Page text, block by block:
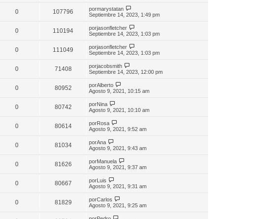
0 107796 pormarystatan
Septiembre 14, 2023, 1:49 pm
0 110194 porjasonfletcher
Septiembre 14, 2023, 1:03 pm
0 111049 porjasonfletcher
Septiembre 14, 2023, 1:03 pm
0 71408 porjacobsmith
Septiembre 14, 2023, 12:00 pm
0 80952 porAlberto
Agosto 9, 2021, 10:15 am
0 80742 porNina
Agosto 9, 2021, 10:10 am
0 80614 porRosa
Agosto 9, 2021, 9:52 am
0 81034 porAna
Agosto 9, 2021, 9:43 am
0 81626 porManuela
Agosto 9, 2021, 9:37 am
0 80667 porLuis
Agosto 9, 2021, 9:31 am
0 81829 porCarlos
Agosto 9, 2021, 9:25 am